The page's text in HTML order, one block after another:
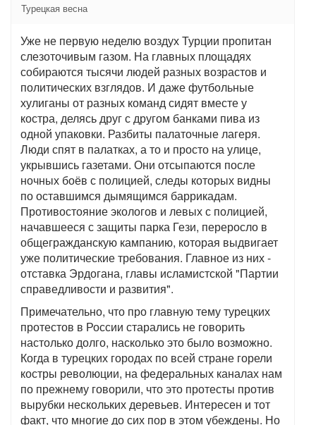
Турецкая весна
Уже не первую неделю воздух Турции пропитан
слезоточивым газом. На главных площадях
собираются тысячи людей разных возрастов и
политических взглядов. И даже футбольные
хулиганы от разных команд сидят вместе у
костра, делясь друг с другом банками пива из
одной упаковки. Разбиты палаточные лагеря.
Люди спят в палатках, а то и просто на улице,
укрывшись газетами. Они отсыпаются после
ночных боёв с полицией, следы которых видны
по оставшимся дымящимся баррикадам.
Противостояние экологов и левых с полицией,
начавшееся с защиты парка Гези, переросло в
общегражданскую кампанию, которая выдвигает
уже политические требования. Главное из них -
отставка Эрдогана, главы исламистской "Партии
справедливости и развития".
Примечательно, что про главную тему турецких
протестов в России старались не говорить
настолько долго, насколько это было возможно.
Когда в турецких городах по всей стране горели
костры революции, на федеральных каналах нам
по прежнему говорили, что это протесты против
вырубки нескольких деревьев. Интересен и тот
факт, что многие до сих пор в этом убеждены. Но